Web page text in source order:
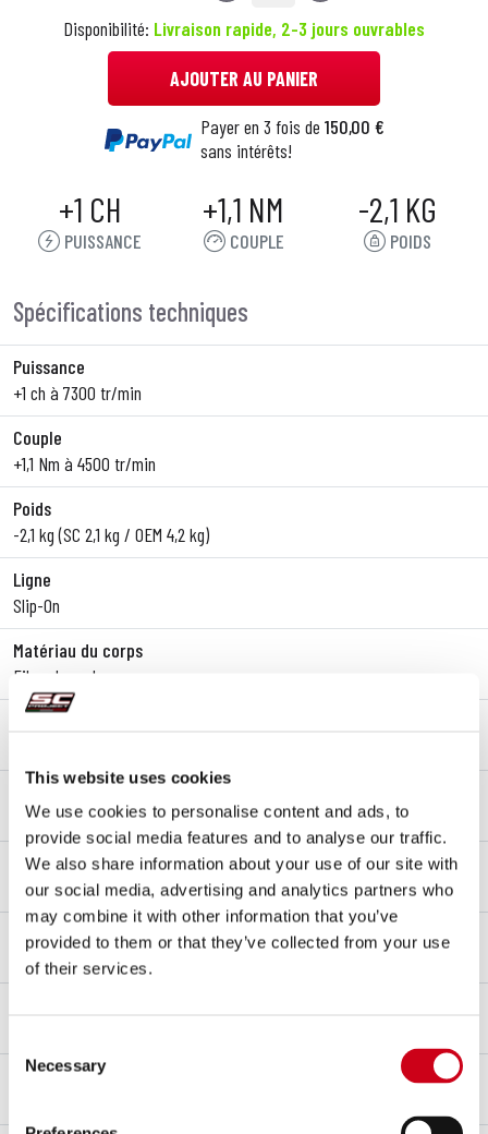
This website uses cookies
We use cookies to personalise content and ads, to
provide social media features and to analyse our traffic.
We also share information about your use of our site with
our social media, advertising and analytics partners who
may combine it with other information that you’ve
provided to them or that they’ve collected from your use
of their services.
Selection
Necessary
Disponibilité: Livraison rapide, 2-3 jours ouvrables
AJOUTER AU PANIER
Payer en 3 fois de 150,00 €
sans intérêts!
+1 CH
PUISSANCE
+1,1 NM
COUPLE
-2,1 KG
POIDS
Spécifications techniques
Puissance
+1 ch à 7300 tr/min
Couple
+1,1 Nm à 4500 tr/min
Poids
-2,1 kg (SC 2,1 kg / OEM 4,2 kg)
Ligne
Slip-On
Matériau du corps
Fibre de carbone
Matériau de embout
Matériau du raccord
Acier inoxydable AISI 304
Type de Fixation
Collier en fibre de carbone
Homologation – EC / ECE
Oui - Approuvé pour un usage routier - Euro 5+
Notes